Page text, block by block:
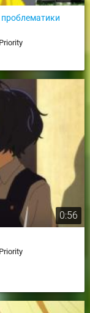
0:56